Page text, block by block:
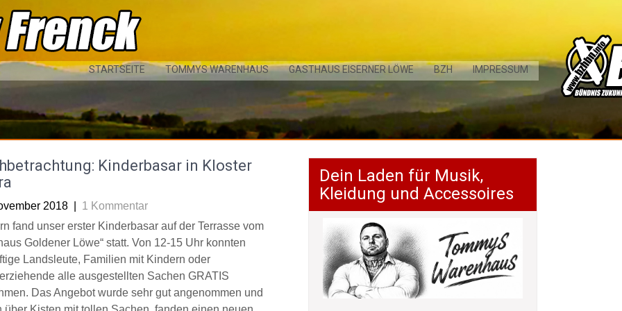
STARTSEITE TOMMYS WARENHAUS GASTHAUS EISERNER LÖWE BZH IMPRESSUM
Kinderbasar in Kloster
2018
1 Kommentar
fand unser erster Kinderbasar auf der Terrasse vom
Goldener Löwe“ statt. Von 12-15 Uhr konnten
Landsleute, Familien mit Kindern oder
alle ausgestellten Sachen GRATIS
Das Angebot wurde sehr gut angenommen und
Dein Laden für Musik,
Kleidung und Accessoires